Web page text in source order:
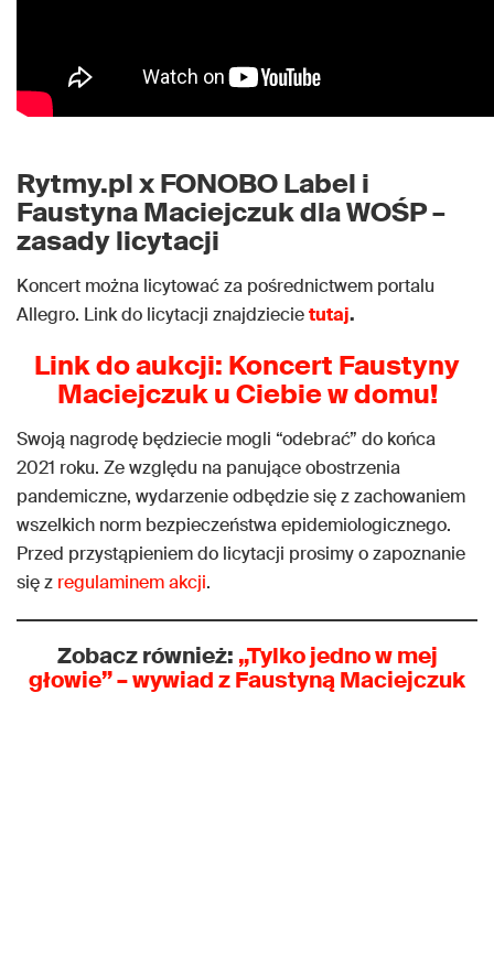
Rytmy.pl x FONOBO Label i
Faustyna Maciejczuk dla WOŚP –
zasady licytacji
Koncert można licytować za pośrednictwem portalu
Allegro. Link do licytacji znajdziecietutaj.
Link do aukcji: Koncert Faustyny
Maciejczuk u Ciebie w domu!
Swoją nagrodę będziecie mogli “odebrać” do końca
2021 roku. Ze względu na panujące obostrzenia
pandemiczne, wydarzenie odbędzie się z zachowaniem
wszelkich norm bezpieczeństwa epidemiologicznego.
Przed przystąpieniem do licytacji prosimy o zapoznanie
się z regulaminem akcji.
Zobacz również: „Tylko jedno w mej
głowie” – wywiad z Faustyną Maciejczuk